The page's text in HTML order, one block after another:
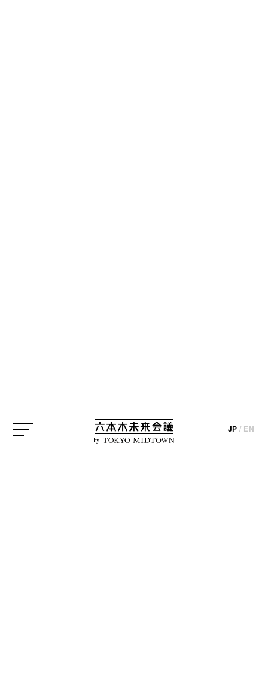
by
JP / EN
（土）から10月1日（日）にかけて開催されます。今